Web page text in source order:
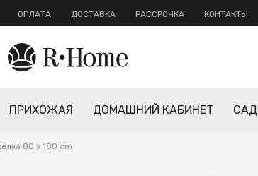
ОПЛАТА ДОСТАВКА РАССРОЧКА КОНТАКТЫ
ПРИХОЖАЯ ДОМАШНИЙ КАБИНЕТ САД
80 x 180 cm